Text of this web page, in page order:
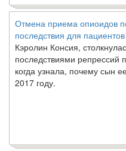
Отмена приема опиоидов
последствия для пациентов
Кэролин Консия,
последствиями репрессий
когда узнала, почему сын
2017 году.